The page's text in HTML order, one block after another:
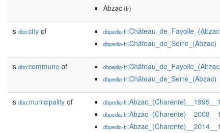
Abzac(fr)
is dbo:city of dbpedia-fr
dbpedia-fr:Château_de_Serre_(Abzac)
is dbo:commune of dbpedia-fr
dbpedia-fr:Château_de_Serre_(Abzac)
is dbo:municipality of dbpedia-fr
dbpedia-fr
dbpedia-fr